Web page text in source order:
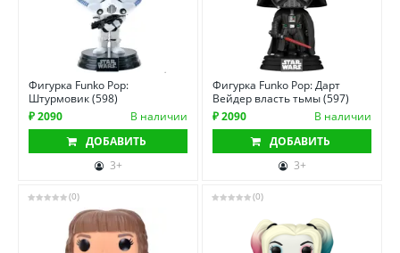
Фигурка Funko Pop:
Штурмовик (598)
₽ 2090
В наличии
ДОБАВИТЬ
3+
Фигурка Funko Pop: Дарт
Вейдер власть тьмы (597)
₽ 2090
В наличии
ДОБАВИТЬ
3+
(0) (0)